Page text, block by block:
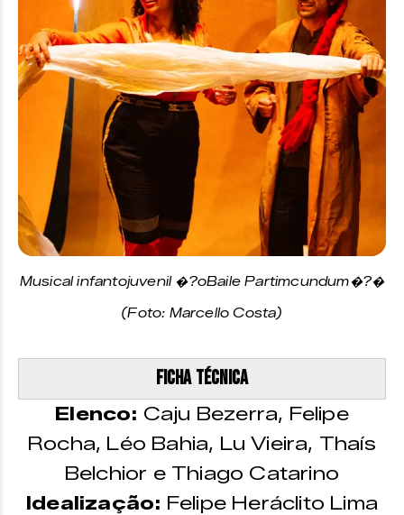
Musical infantojuvenil �?oBaile Partimcundum�?�
(Foto: Marcello Costa)
Ficha técnica
Elenco: Caju Bezerra, Felipe
Rocha, Léo Bahia, Lu Vieira, Thaís
Belchior e Thiago Catarino
Idealização: Felipe Heráclito Lima